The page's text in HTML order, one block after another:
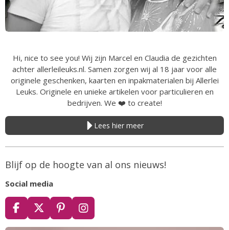
Hi, nice to see you! Wij zijn Marcel en Claudia de gezichten
achter allerleileuks.nl. Samen zorgen wij al 18 jaar voor alle
originele geschenken, kaarten en inpakmaterialen bij Allerlei
Leuks. Originele en unieke artikelen voor particulieren en
bedrijven. We ❤️ to create!
Lees hier meer
Blijf op de hoogte van al ons nieuws!
Social media
F
a
X
P
i
I
n